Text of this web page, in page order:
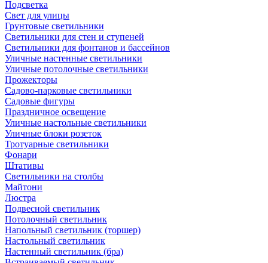
Подсветка
Свет для улицы
Грунтовые светильники
Светильники для стен и ступеней
Светильники для фонтанов и бассейнов
Уличные настенные светильники
Уличные потолочные светильники
Прожекторы
Садово-парковые светильники
Садовые фигуры
Праздничное освещение
Уличные настольные светильники
Уличные блоки розеток
Тротуарные светильники
Фонари
Штативы
Светильники на столбы
Майтони
Люстра
Подвесной светильник
Потолочный светильник
Напольный светильник (торшер)
Настольный светильник
Настенный светильник (бра)